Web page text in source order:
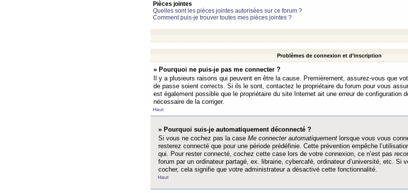
Pièces jointes
Quelles sont les pièces jointes autorisées sur ce forum ?
Comment puis-je trouver toutes mes pièces jointes ?
Problèmes de connexion et d’inscription
» Pourquoi ne puis-je pas me connecter ?
Il y a plusieurs raisons qui peuvent en être la cause. Premièrement, assurez-vous que
de passe soient corrects. Si ils le sont, contactez le propriétaire du forum pour vous
est également possible que le propriétaire du site Internet ait une erreur de configuration
nécessaire de la corriger.
Haut
» Pourquoi suis-je automatiquement déconnecté ?
Si vous ne cochez pas la case Me connecter automatiquement lorsque vous vous
resterez connecté que pour une période prédéfinie. Cette prévention empêche
qui. Pour rester connecté, cochez cette case lors de votre connexion, ce n’est pas
forum par un ordinateur partagé, ex. librairie, cybercafé, ordinateur d’université, etc. Si
cocher, cela signifie que votre administrateur a désactivé cette fonctionnalité.
Haut